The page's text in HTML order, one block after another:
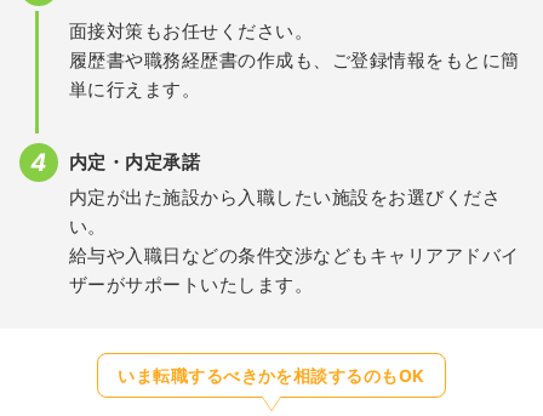
面接対策もお任せください。
履歴書や職務経歴書の作成も、ご登録情報をもとに簡
単に行えます。
内定・内定承諾
内定が出た施設から入職したい施設をお選びくださ
い。
給与や入職日などの条件交渉などもキャリアアドバイ
ザーがサポートいたします。
いま転職するべきかを相談するのもOK